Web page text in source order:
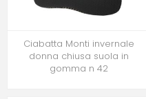
Ciabatta Monti invernale
donna chiusa suola in
gomma n 42